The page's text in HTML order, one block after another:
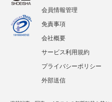
会員情報管理
免責事項
会社概要
サービス利用規約
プライバシーポリシー
外部送信